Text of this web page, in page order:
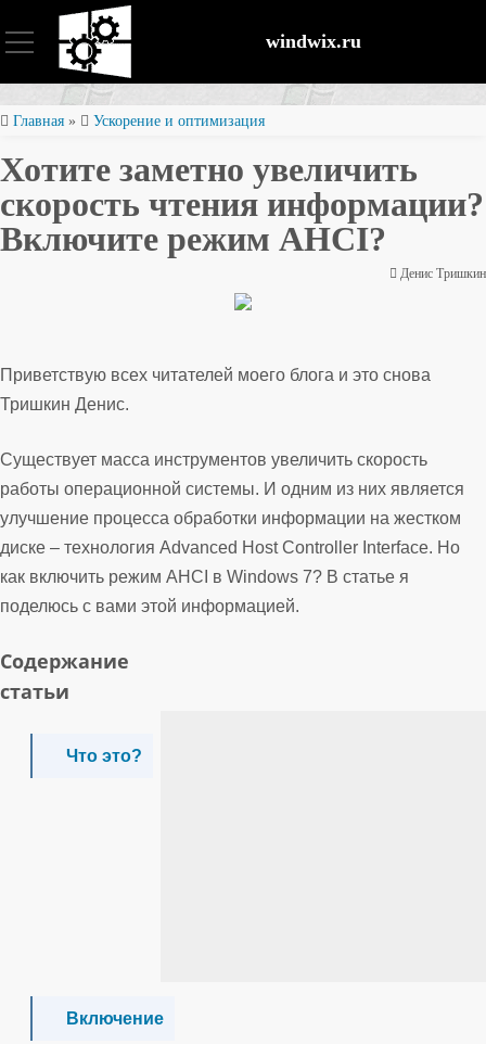
windwix.ru
Установка и настройка
Оптимизация ОС
Восстановление файлов
Главная » Ускорение и оптимизация
Хотите заметно увеличить
скорость чтения информации?
Включите режим AHCI?
Денис Тришкин
Приветствую всех читателей моего блога и это снова
Тришкин Денис.
Существует масса инструментов увеличить скорость
работы операционной системы. И одним из них является
улучшение процесса обработки информации на жестком
диске – технология Advanced Host Controller Interface. Но
как включить режим AHCI в Windows 7? В статье я
поделюсь с вами этой информацией.
Содержание
статьи
Что это?
Включение